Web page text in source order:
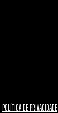
POLÍTICA DE PRIVACIDADE